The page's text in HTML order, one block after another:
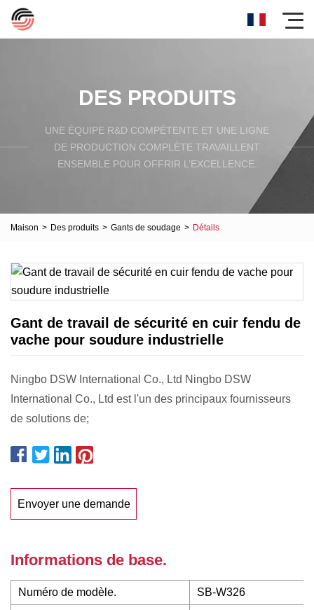
DES PRODUITS
UNE ÉQUIPE R&D COMPÉTENTE ET UNE LIGNE
DE PRODUCTION COMPLÈTE TRAVAILLENT
ENSEMBLE POUR OFFRIR L’EXCELLENCE.
Maison > Des produits > Gants de soudage > Détails
Gant de travail de sécurité en cuir fendu de
vache pour soudure industrielle
Ningbo DSW International Co., Ltd Ningbo DSW
International Co., Ltd est l'un des principaux fournisseurs
de solutions de;
Envoyer une demande
Informations de base.
Numéro de modèle. SB-W326